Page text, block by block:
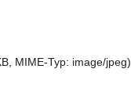
MIME-Typ: image/jpeg)